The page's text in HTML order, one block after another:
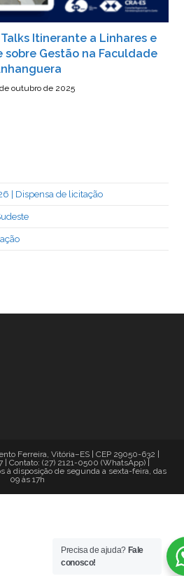
Talks Itinerante a Linhares e
sobre Gestão na Faculdade
outubro de 2025
| Dispensa de licitação
Ferreira, Vitória–ES | CEP 29050-632 |
| Contato: (27) 2121-0500 (WhatsApp) |
à disposição de segunda a sexta-feira, das
09 às 17h
Precisa de ajuda? Fale
conosco!